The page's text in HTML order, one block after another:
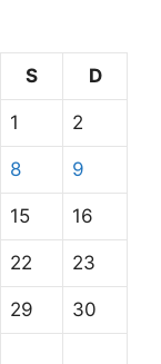
S D
1 2
8 9
15 16
22 23
29 30